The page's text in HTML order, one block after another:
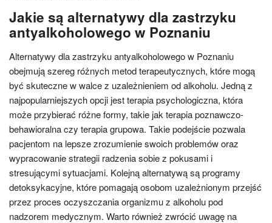
Jakie są alternatywy dla zastrzyku
antyalkoholowego w Poznaniu
Alternatywy dla zastrzyku antyalkoholowego w Poznaniu
obejmują szereg różnych metod terapeutycznych, które mogą
być skuteczne w walce z uzależnieniem od alkoholu. Jedną z
najpopularniejszych opcji jest terapia psychologiczna, która
może przybierać różne formy, takie jak terapia poznawczo-
behawioralna czy terapia grupowa. Takie podejście pozwala
pacjentom na lepsze zrozumienie swoich problemów oraz
wypracowanie strategii radzenia sobie z pokusami i
stresującymi sytuacjami. Kolejną alternatywą są programy
detoksykacyjne, które pomagają osobom uzależnionym przejść
przez proces oczyszczania organizmu z alkoholu pod
nadzorem medycznym. Warto również zwrócić uwagę na